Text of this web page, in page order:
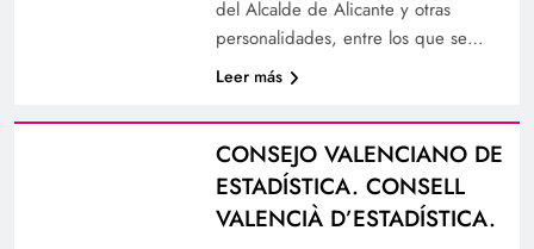
del Alcalde de Alicante y otras
personalidades, entre los que se…
Leer más
CONSEJO VALENCIANO DE
ESTADÍSTICA. CONSELL
VALENCIÀ D’ESTADÍSTICA.